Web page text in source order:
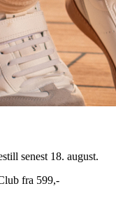
senest 18. august.
fra 599,-